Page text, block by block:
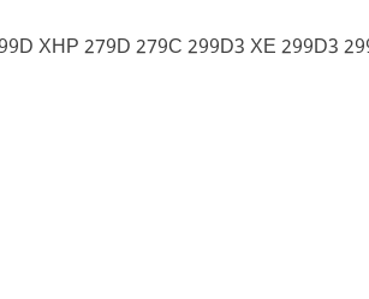
XHP 279D 279C 299D3 XE 299D3